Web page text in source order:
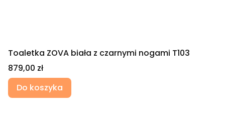
Toaletka ZOVA biała z czarnymi nogami T103
Cena
879,00 zł
Do koszyka